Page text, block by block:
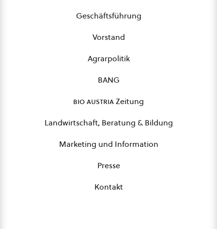
Geschäftsführung
Vorstand
Agrarpolitik
BANG
bio austriaZeitung
Landwirtschaft, Beratung & Bildung
Marketing und Information
Presse
Kontakt